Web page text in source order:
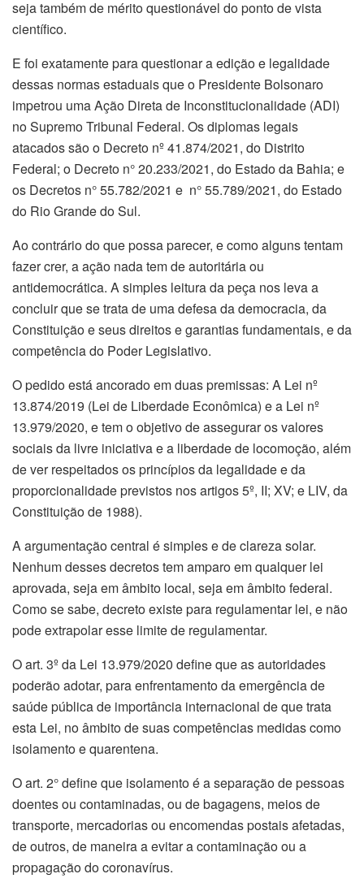
seja também de mérito questionável do ponto de vista
científico.
E foi exatamente para questionar a edição e legalidade
dessas normas estaduais que o Presidente Bolsonaro
impetrou uma Ação Direta de Inconstitucionalidade (ADI)
no Supremo Tribunal Federal. Os diplomas legais
atacados são o Decreto nº 41.874/2021, do Distrito
Federal; o Decreto n° 20.233/2021, do Estado da Bahia; e
os Decretos n° 55.782/2021 e n° 55.789/2021, do Estado
do Rio Grande do Sul.
Ao contrário do que possa parecer, e como alguns tentam
fazer crer, a ação nada tem de autoritária ou
antidemocrática. A simples leitura da peça nos leva a
concluir que se trata de uma defesa da democracia, da
Constituição e seus direitos e garantias fundamentais, e da
competência do Poder Legislativo.
O pedido está ancorado em duas premissas: A Lei nº
13.874/2019 (Lei de Liberdade Econômica) e a Lei nº
13.979/2020, e tem o objetivo de assegurar os valores
sociais da livre iniciativa e a liberdade de locomoção, além
de ver respeitados os princípios da legalidade e da
proporcionalidade previstos nos artigos 5º, II; XV; e LIV, da
Constituição de 1988).
A argumentação central é simples e de clareza solar.
Nenhum desses decretos tem amparo em qualquer lei
aprovada, seja em âmbito local, seja em âmbito federal.
Como se sabe, decreto existe para regulamentar lei, e não
pode extrapolar esse limite de regulamentar.
O art. 3º da Lei 13.979/2020 define que as autoridades
poderão adotar, para enfrentamento da emergência de
saúde pública de importância internacional de que trata
esta Lei, no âmbito de suas competências medidas como
isolamento e quarentena.
O art. 2° define que isolamento é a separação de pessoas
doentes ou contaminadas, ou de bagagens, meios de
transporte, mercadorias ou encomendas postais afetadas,
de outros, de maneira a evitar a contaminação ou a
propagação do coronavírus.